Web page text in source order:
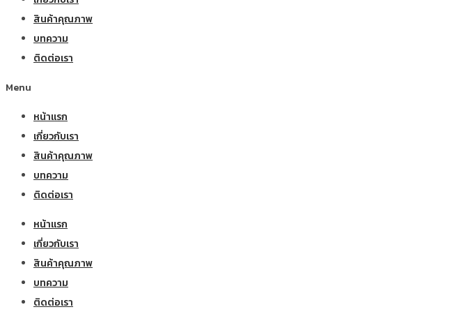
สินค้าคุณภาพ
บทความ
ติดต่อเรา
Menu
หน้าแรก
เกี่ยวกับเรา
สินค้าคุณภาพ
บทความ
ติดต่อเรา
หน้าแรก
เกี่ยวกับเรา
สินค้าคุณภาพ
บทความ
ติดต่อเรา